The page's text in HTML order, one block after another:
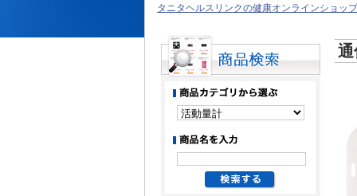
タニタヘルスリンクの健康オンラインショッ